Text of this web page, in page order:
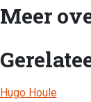
Meer
Hugo Houle